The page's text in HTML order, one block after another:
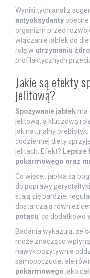
Wyniki tych analiz
antyoksydanty
organizm przed
włączanie jabłek do
rolę w utrzymaniu
profilaktycznych
Jakie są efekty
jelitową?
Spożywanie jabłek ma
jelitową, a kluczową
jak naturalny
codziennej diety
jelitach. Efekt? Lepsze
pokarmowego oraz
Co więcej, jabłka są
do poprawy
stają się bardziej
dostarczają również
potasu, co dodatkowo
Badania wykazują, że
może znacząco
nawyk pozytywnie
samopoczucie, ale
pokarmowego jako